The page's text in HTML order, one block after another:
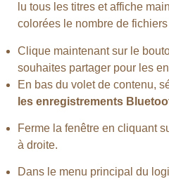
lu tous les titres et affiche
colorées le nombre de
Clique maintenant sur le
souhaites partager pour les
En bas du volet de contenu,
les enregistrements
Ferme la fenêtre en cliquant
à droite.
Dans le menu principal du